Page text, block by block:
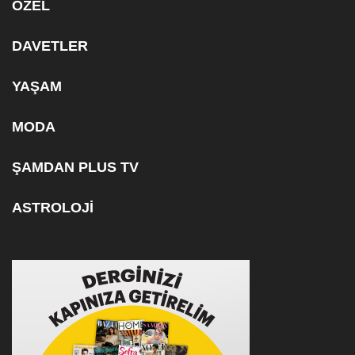
ÖZEL
DAVETLER
YAŞAM
MODA
ŞAMDAN PLUS TV
ASTROLOJİ